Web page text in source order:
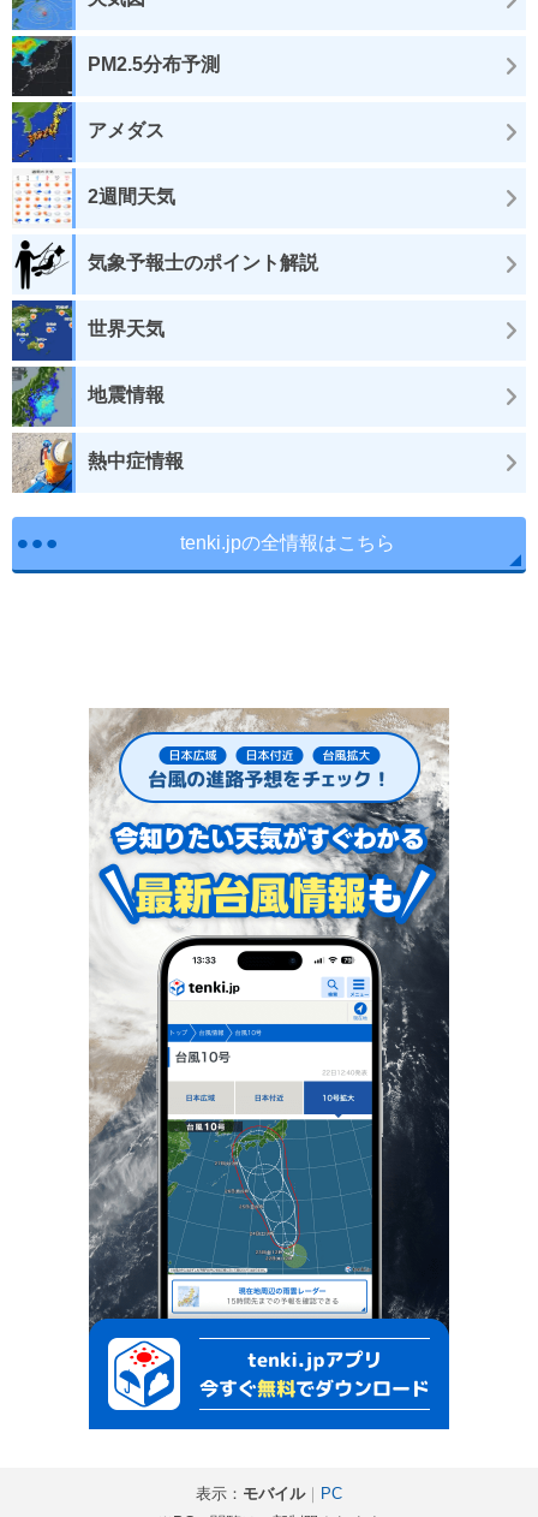
PM2.5分布予測
アメダス
2週間天気
気象予報士のポイント解説
世界天気
地震情報
熱中症情報
tenki.jpの全情報はこちら
表示： モバイル｜
PC